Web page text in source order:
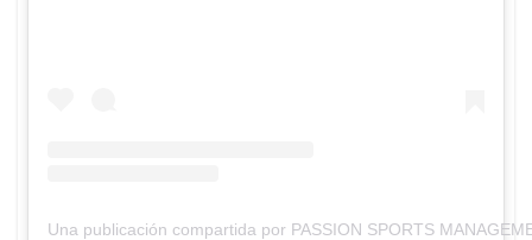
Una publicación compartida por PASSION SPORTS